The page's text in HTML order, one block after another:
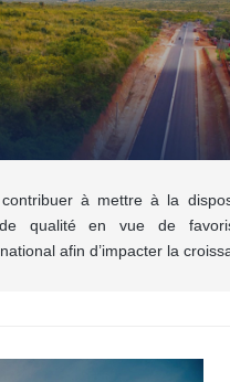
à mettre à la
qualité en vue de
afin d’impacter la